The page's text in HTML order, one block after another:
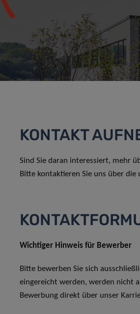
KONTAKT
Sind Sie daran interessiert, mehr
Bitte kontaktieren Sie uns über
Wichtiger Hinweis für Bewerber
Bitte bewerben Sie sich
eingereicht werden, werden nicht
Bewerbung direkt über unser